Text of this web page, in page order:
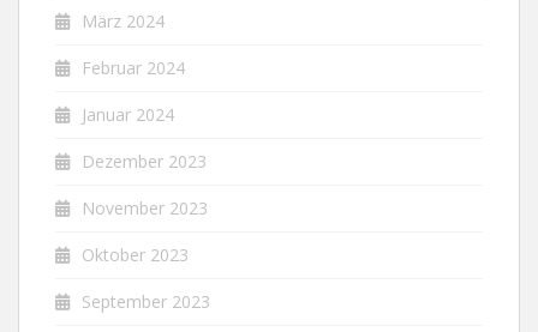
März 2024
Februar 2024
Januar 2024
Dezember 2023
November 2023
Oktober 2023
September 2023